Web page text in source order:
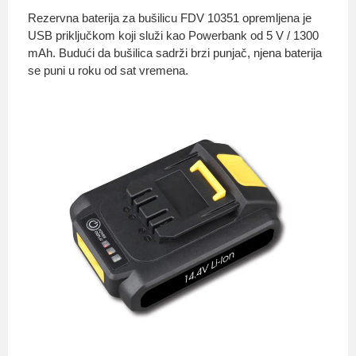
Rezervna baterija za bušilicu FDV 10351 opremljena je
USB priključkom koji služi kao Powerbank od 5 V / 1300
mAh. Budući da bušilica sadrži brzi punjač, ​​njena baterija
se puni u roku od sat vremena.
O nama
Privatnost kupca
Uvjeti i odredbe